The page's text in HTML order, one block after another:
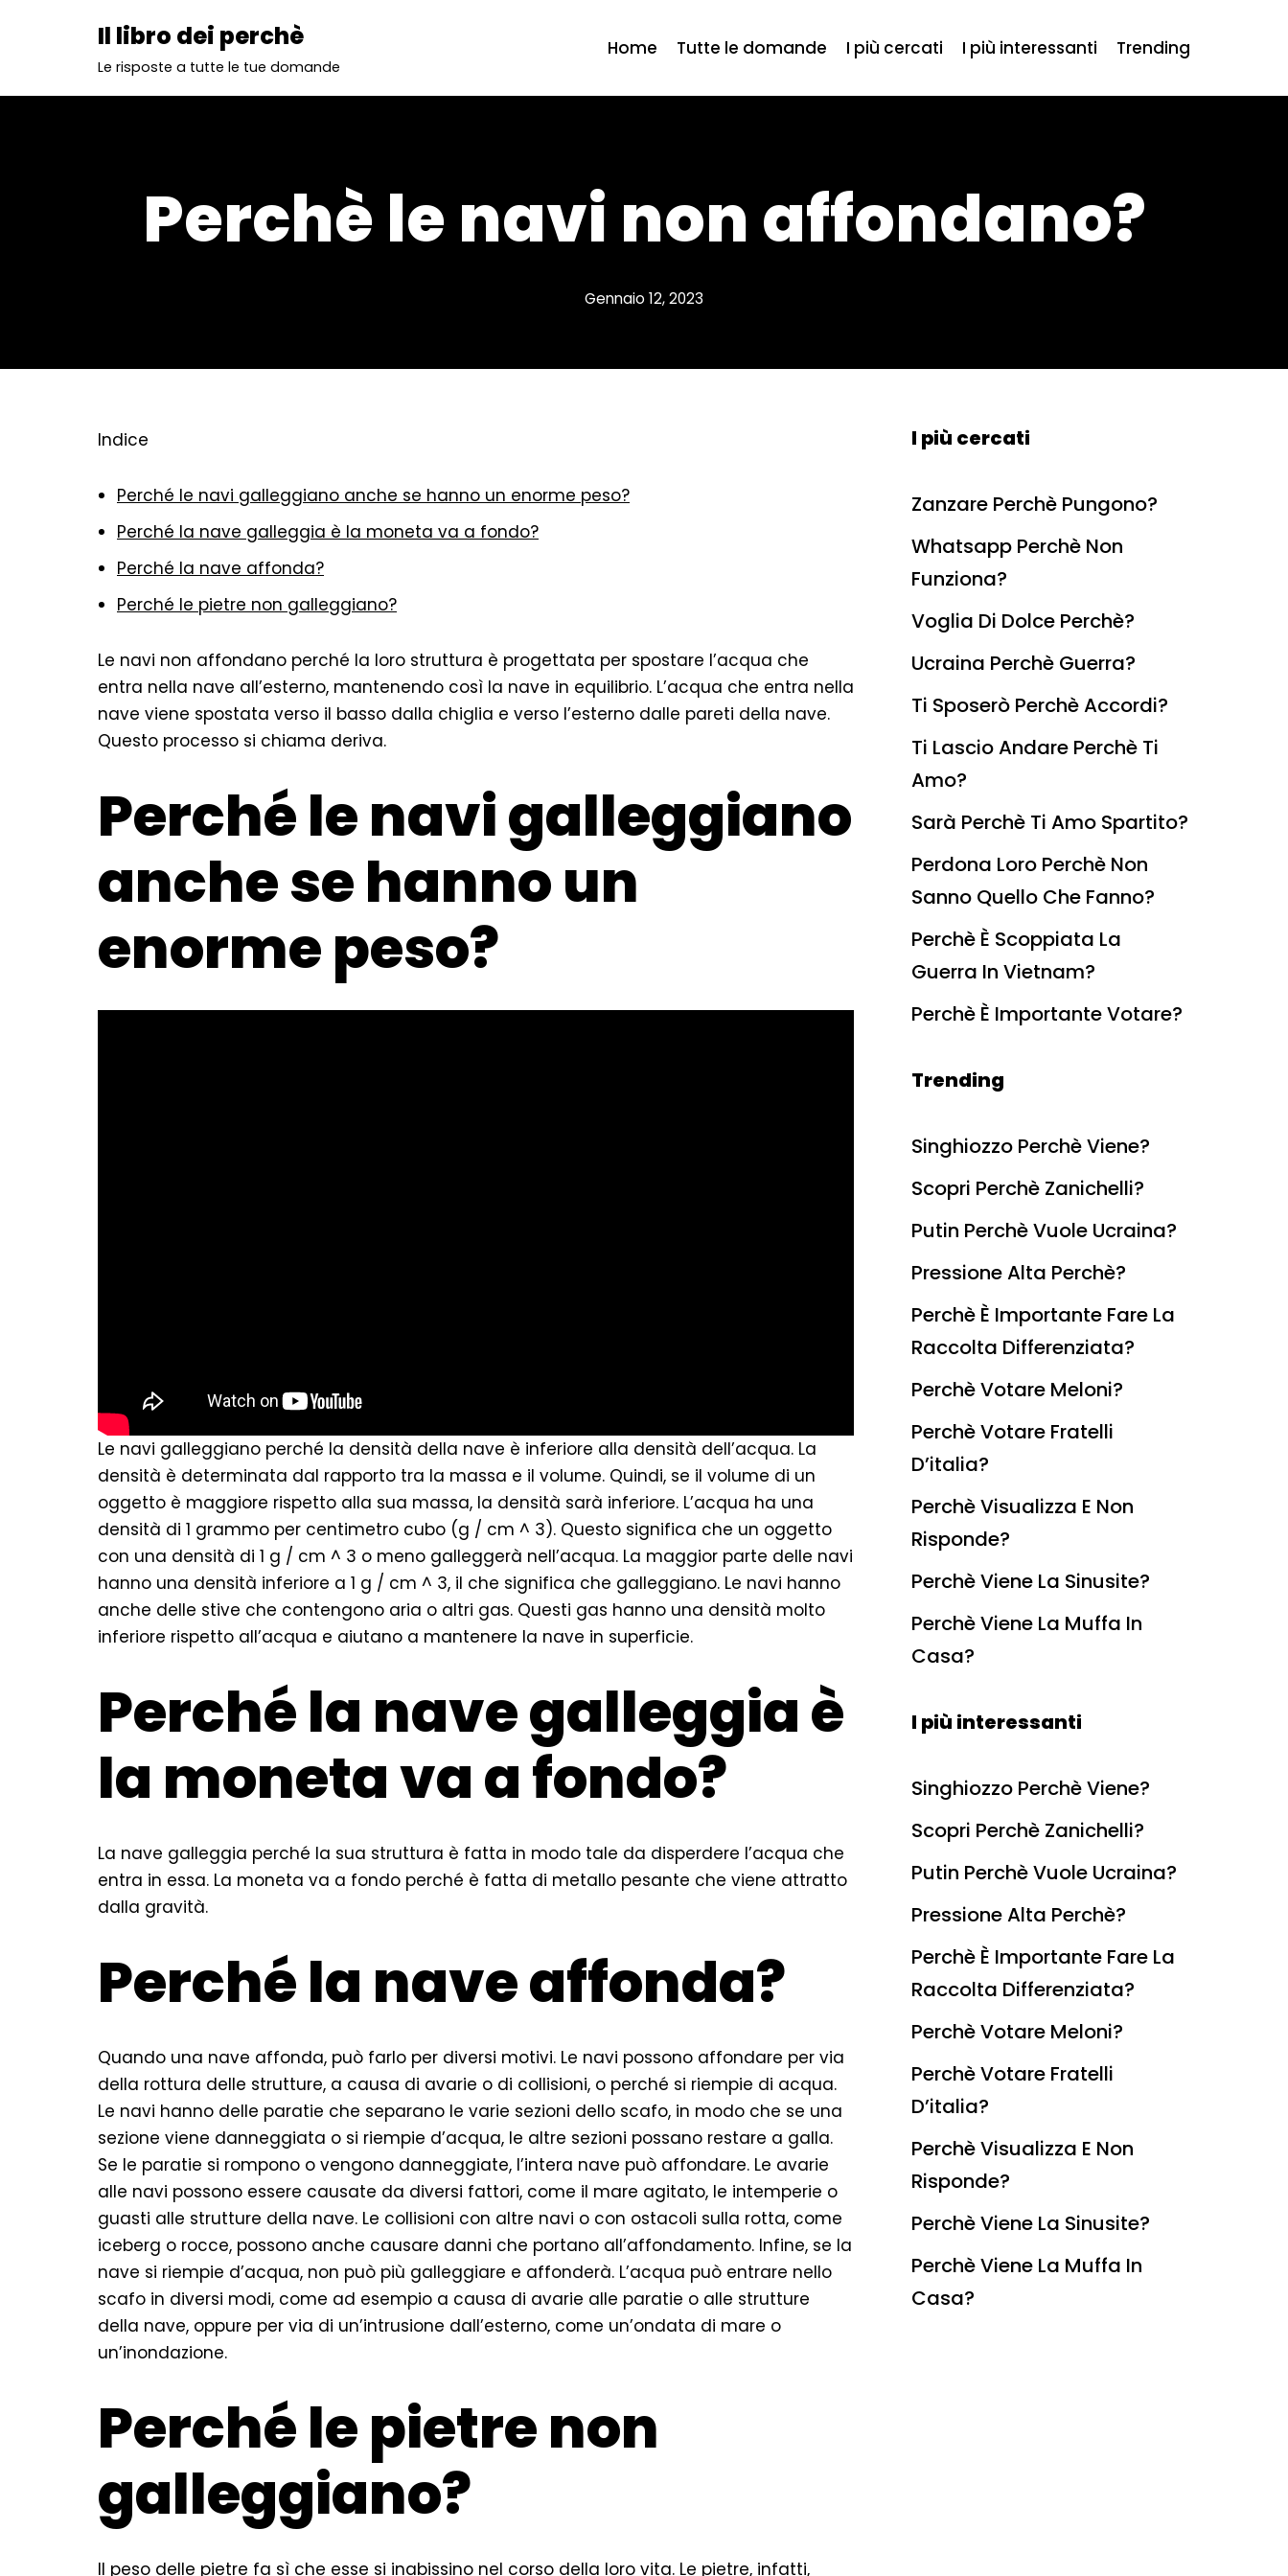
Il libro dei perchè
Le risposte a tutte le tue domande
Home Tutte le domande I più cercati I più interessanti Trending
Perchè le navi non affondano?
Gennaio 12, 2023
Indice
Perché le navi galleggiano anche se hanno un enorme peso?
Perché la nave galleggia è la moneta va a fondo?
Perché la nave affonda?
Perché le pietre non galleggiano?
Le navi non affondano perché la loro struttura è progettata per spostare l’acqua che
entra nella nave all’esterno, mantenendo così la nave in equilibrio. L’acqua che entra nella
nave viene spostata verso il basso dalla chiglia e verso l’esterno dalle pareti della nave.
Questo processo si chiama deriva.
Perché le navi galleggiano
anche se hanno un
enorme peso?
Le navi galleggiano perché la densità della nave è inferiore alla densità dell’acqua. La
densità è determinata dal rapporto tra la massa e il volume. Quindi, se il volume di un
oggetto è maggiore rispetto alla sua massa, la densità sarà inferiore. L’acqua ha una
densità di 1 grammo per centimetro cubo (g / cm ^ 3). Questo significa che un oggetto
con una densità di 1 g / cm ^ 3 o meno galleggerà nell’acqua. La maggior parte delle navi
hanno una densità inferiore a 1 g / cm ^ 3, il che significa che galleggiano. Le navi hanno
anche delle stive che contengono aria o altri gas. Questi gas hanno una densità molto
inferiore rispetto all’acqua e aiutano a mantenere la nave in superficie.
Perché la nave galleggia è
la moneta va a fondo?
La nave galleggia perché la sua struttura è fatta in modo tale da disperdere l’acqua che
entra in essa. La moneta va a fondo perché è fatta di metallo pesante che viene attratto
dalla gravità.
Perché la nave affonda?
Quando una nave affonda, può farlo per diversi motivi. Le navi possono affondare per via
della rottura delle strutture, a causa di avarie o di collisioni, o perché si riempie di acqua.
Le navi hanno delle paratie che separano le varie sezioni dello scafo, in modo che se una
sezione viene danneggiata o si riempie d’acqua, le altre sezioni possano restare a galla.
Se le paratie si rompono o vengono danneggiate, l’intera nave può affondare. Le avarie
alle navi possono essere causate da diversi fattori, come il mare agitato, le intemperie o
guasti alle strutture della nave. Le collisioni con altre navi o con ostacoli sulla rotta, come
iceberg o rocce, possono anche causare danni che portano all’affondamento. Infine, se la
nave si riempie d’acqua, non può più galleggiare e affonderà. L’acqua può entrare nello
scafo in diversi modi, come ad esempio a causa di avarie alle paratie o alle strutture
della nave, oppure per via di un’intrusione dall’esterno, come un’ondata di mare o
un’inondazione.
Perché le pietre non
galleggiano?
Il peso delle pietre fa sì che esse si inabissino nel corso della loro vita. Le pietre, infatti,
I più cercati
Zanzare Perchè Pungono?
Whatsapp Perchè Non
Funziona?
Voglia Di Dolce Perchè?
Ucraina Perchè Guerra?
Ti Sposerò Perchè Accordi?
Ti Lascio Andare Perchè Ti
Amo?
Sarà Perchè Ti Amo Spartito?
Perdona Loro Perchè Non
Sanno Quello Che Fanno?
Perchè È Scoppiata La
Guerra In Vietnam?
Perchè È Importante Votare?
Trending
Singhiozzo Perchè Viene?
Scopri Perchè Zanichelli?
Putin Perchè Vuole Ucraina?
Pressione Alta Perchè?
Perchè È Importante Fare La
Raccolta Differenziata?
Perchè Votare Meloni?
Perchè Votare Fratelli
D’italia?
Perchè Visualizza E Non
Risponde?
Perchè Viene La Sinusite?
Perchè Viene La Muffa In
Casa?
I più interessanti
Singhiozzo Perchè Viene?
Scopri Perchè Zanichelli?
Putin Perchè Vuole Ucraina?
Pressione Alta Perchè?
Perchè È Importante Fare La
Raccolta Differenziata?
Perchè Votare Meloni?
Perchè Votare Fratelli
D’italia?
Perchè Visualizza E Non
Risponde?
Perchè Viene La Sinusite?
Perchè Viene La Muffa In
Casa?